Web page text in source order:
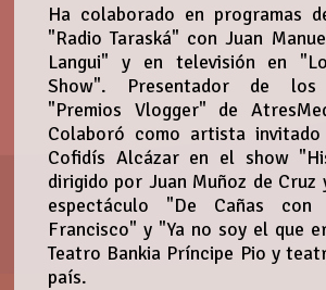
Ha colaborado en programas
"Radio Taraská" con Juan
Langui" y en televisión en
Show". Presentador de los
"Premios Vlogger" de
Colaboró como artista
Cofidís Alcázar en el show
dirigido por Juan Muñoz de Cruz
espectáculo "De Cañas con
Francisco" y "Ya no soy el que
Teatro Bankia Príncipe Pio y
país.